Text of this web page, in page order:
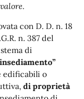
con D. D. n. 18
n. 387 del
di
edificabili o
di proprietà